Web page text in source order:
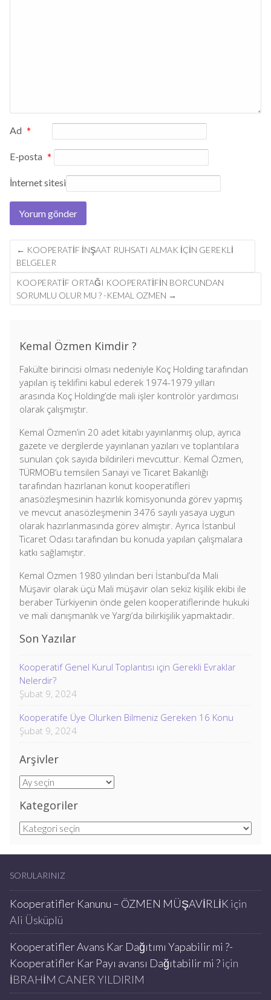
Ad *
E-posta *
İnternet sitesi
Post
navigation
← KOOPERATIF INŞAAT RUHSATI ALMAK İÇIN GEREKLI
BELGELER
KOOPERATIF ORTAĞI KOOPERATIFIN BORCUNDAN
SORUMLU OLUR MU ? -KEMAL OZMEN →
Kemal Özmen Kimdir ?
Fakülte birincisi olması nedeniyle Koç Holding tarafından
yapılan iş teklifini kabul ederek 1974-1979 yılları
arasında Koç Holding’de mali işler kontrolör yardımcısı
olarak çalışmıştır.
Kemal Özmen’in 20 adet kitabı yayınlanmış olup, ayrıca
gazete ve dergilerde yayınlanan yazıları ve toplantılara
sunulan çok sayıda bildirileri mevcuttur. Kemal Özmen,
TÜRMOB’u temsilen Sanayi ve Ticaret Bakanlığı
tarafından hazırlanan konut kooperatifleri
anasözleşmesinin hazırlık komisyonunda görev yapmış
ve mevcut anasözleşmenin 3476 sayılı yasaya uygun
olarak hazırlanmasında görev almıştır. Ayrıca İstanbul
Ticaret Odası tarafından bu konuda yapılan çalışmalara
katkı sağlamıştır.
Kemal Özmen 1980 yılından beri İstanbul’da Mali
Müşavir olarak üçü Mali müşavir olan sekiz kişilik ekibi ile
beraber Türkiyenin önde gelen kooperatiflerinde hukuki
ve mali danışmanlık ve Yargı’da bilirkişilik yapmaktadır.
Son Yazılar
Kooperatif Genel Kurul Toplantısı için Gerekli Evraklar
Nelerdir?
Şubat 9, 2024
Kooperatife Üye Olurken Bilmeniz Gereken 16 Konu
Şubat 9, 2024
Arşivler
Arşivler
Kategoriler
Kategoriler
SORULARINIZ
Kooperatifler Kanunu – ÖZMEN MÜŞAVİRLİK için
Ali Üsküplü
Kooperatifler Avans Kar Dağıtımı Yapabilir mi ?-
Kooperatifler Kar Payı avansı Dağıtabilir mi ?için
İBRAHİM CANER YILDIRIM